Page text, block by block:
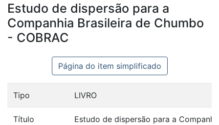
Repositório
Doações/Aquisições
Fale Conosco
Estudo de dispersão para a
Companhia Brasileira de Chumbo
- COBRAC
Página do item simplificado
Tipo LIVRO
Título
Estudo de dispersão para a